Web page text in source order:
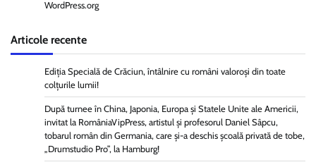
WordPress.org
Articole recente
Ediția Specială de Crăciun, întâlnire cu români valoroși din toate
colțurile lumii!
După turnee în China, Japonia, Europa și Statele Unite ale Americii,
invitat la RomâniaVipPress, artistul și profesorul Daniel Sâpcu,
tobarul român din Germania, care și-a deschis școală privată de tobe,
„Drumstudio Pro”, la Hamburg!